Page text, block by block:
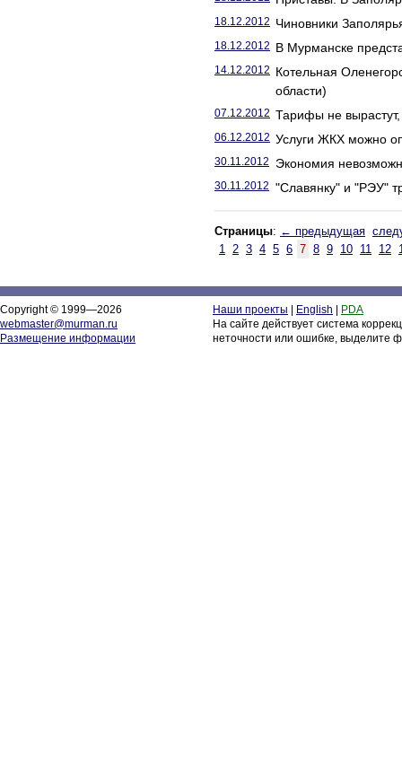
18.12.2012 Чиновники
18.12.2012 В Мурманске
14.12.2012 Котельная
области)
07.12.2012 Тарифы не вырастут,
06.12.2012 Услуги ЖКХ можно
30.11.2012 Экономия
30.11.2012 "Славянку" и "РЭУ"
Страницы: ← предыдущая
1 2 3 4 5 6 7 8 9 10 11 12
Copyright © 1999—2026
webmaster@murman.ru
Размещение информации
Наши проекты English
PDA
На сайте действует система
неточности или ошибке, выделите